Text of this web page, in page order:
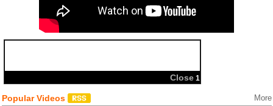
Close 1
Share:
Popular Videos More